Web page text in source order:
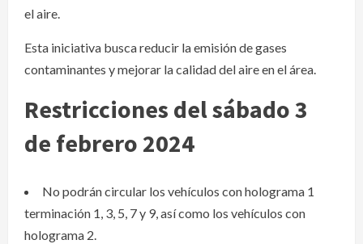
el aire.
Esta iniciativa busca reducir la emisión de gases
contaminantes y mejorar la calidad del aire en el área.
Restricciones del sábado 3
de febrero 2024
No podrán circular los vehículos con holograma 1
terminación 1, 3, 5, 7 y 9, así como los vehículos con
holograma 2.